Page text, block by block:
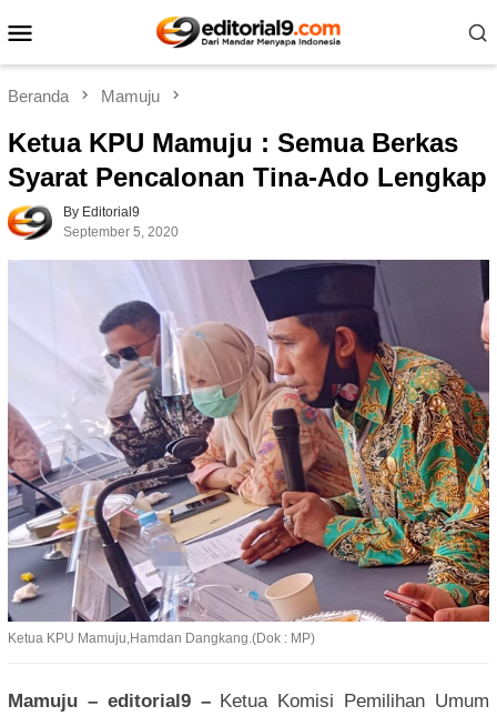
ke
Mobile
Beranda Mamuju
Ketua KPU Mamuju : Semua Berkas
Syarat Pencalonan Tina-Ado Lengkap
By Editorial9
September 5, 2020
Ketua KPU Mamuju,Hamdan Dangkang.(Dok : MP)
Mamuju – editorial9 –Ketua Komisi Pemilihan Umum